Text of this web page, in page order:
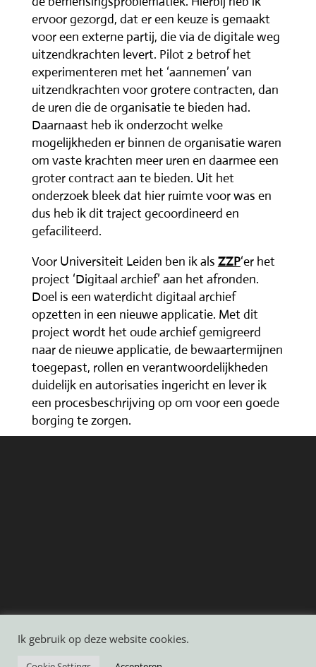
ervoor gezorgd, dat er een keuze is gemaakt
voor een externe partij, die via de digitale weg
uitzendkrachten levert. Pilot 2 betrof het
experimenteren met het ‘aannemen’ van
uitzendkrachten voor grotere contracten, dan
de uren die de organisatie te bieden had.
Daarnaast heb ik onderzocht welke
mogelijkheden er binnen de organisatie waren
om vaste krachten meer uren en daarmee een
groter contract aan te bieden. Uit het
onderzoek bleek dat hier ruimte voor was en
dus heb ik dit traject gecoordineerd en
gefaciliteerd.
Voor Universiteit Leiden ben ik als ZZP‘er het
project ‘Digitaal archief’ aan het afronden.
Doel is een waterdicht digitaal archief
opzetten in een nieuwe applicatie. Met dit
project wordt het oude archief gemigreerd
naar de nieuwe applicatie, de bewaartermijnen
toegepast, rollen en verantwoordelijkheden
duidelijk en autorisaties ingericht en lever ik
een procesbeschrijving op om voor een goede
borging te zorgen.
Passie voor groei | KVK 88768317 |
Ik gebruik op deze website cookies.